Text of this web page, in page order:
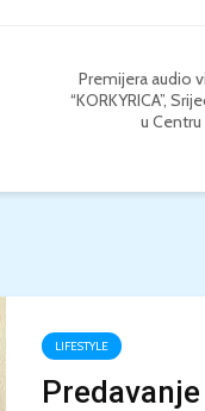
Premijera audio
“KORKYRICA”,
u Centru
LIFESTYLE